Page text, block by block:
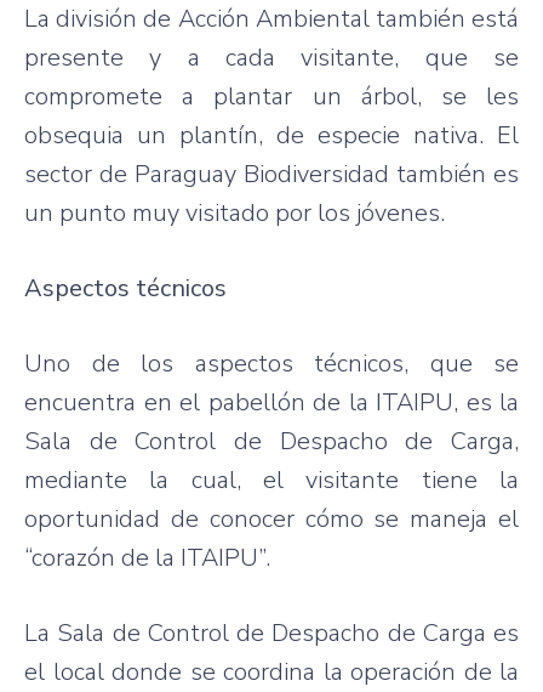
La división de Acción Ambiental también está
presente y a cada visitante, que se
compromete a plantar un árbol, se les
obsequia un plantín, de especie nativa. El
sector de Paraguay Biodiversidad también es
un punto muy visitado por los jóvenes.
Aspectos técnicos
Uno de los aspectos técnicos, que se
encuentra en el pabellón de la ITAIPU, es la
Sala de Control de Despacho de Carga,
mediante la cual, el visitante tiene la
oportunidad de conocer cómo se maneja el
“corazón de la ITAIPU”.
La Sala de Control de Despacho de Carga es
el local donde se coordina la operación de la